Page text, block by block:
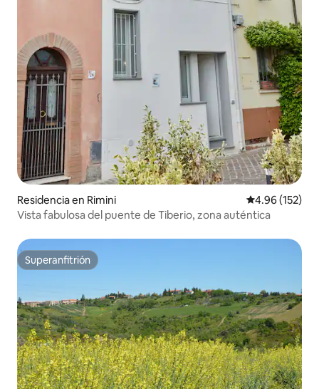
Residencia en Rimini Calificación
4.96 (152)
Vista fabulosa del puente de Tiberio, zona auténtica
Superanfitrión
Superanfitrión